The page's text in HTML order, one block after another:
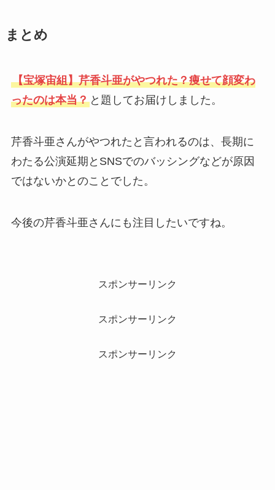
まとめ
【宝塚宙組】芹香斗亜がやつれた？痩せて顔変わ
ったのは本当？と題してお届けしました。
芹香斗亜さんがやつれたと言われるのは、長期に
わたる公演延期とSNSでのバッシングなどが原因
ではないかとのことでした。
今後の芹香斗亜さんにも注目したいですね。
スポンサーリンク
スポンサーリンク
スポンサーリンク